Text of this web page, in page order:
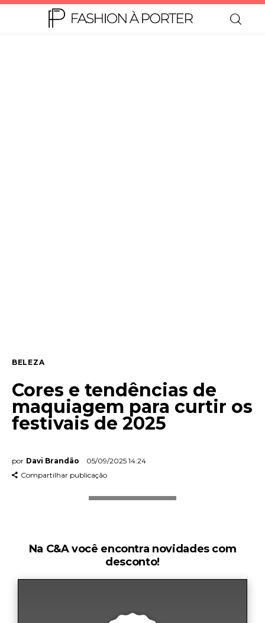
Quem somos
Contato
BELEZA
Cores e tendências de
maquiagem para curtir os
festivais de 2025
por Davi Brandão
05/09/2025 14:24
Compartilhar publicação
Na C&A você encontra novidades com
desconto!